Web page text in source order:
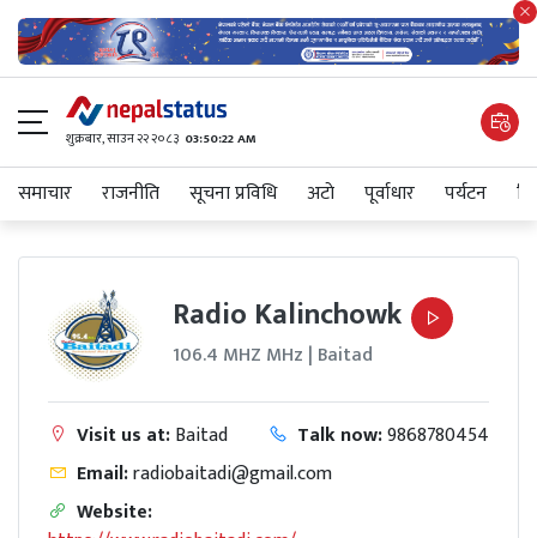
शुक्रबार​, साउन २२ २०८३ 03:50:22 AM
समाचार राजनीति सूचना प्रविधि अटाे पूर्वाधार पर्यटन
Radio Kalinchowk
106.4 MHZ MHz | Baitad
Visit us at:Baitad Talk now:9868780454
Email:radiobaitadi@gmail.com
Website: